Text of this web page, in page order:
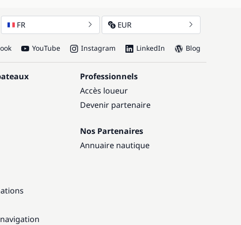
FR EUR
YouTube Instagram LinkedIn Blog
Professionnels
Accès loueur
Devenir partenaire
Nos Partenaires
Annuaire nautique